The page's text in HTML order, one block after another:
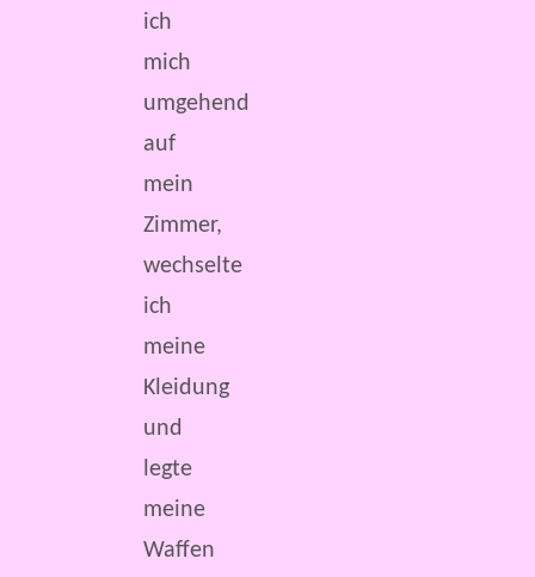
ich
mich
umgehend
auf
mein
Zimmer,
wechselte
ich
meine
Kleidung
und
legte
meine
Waffen